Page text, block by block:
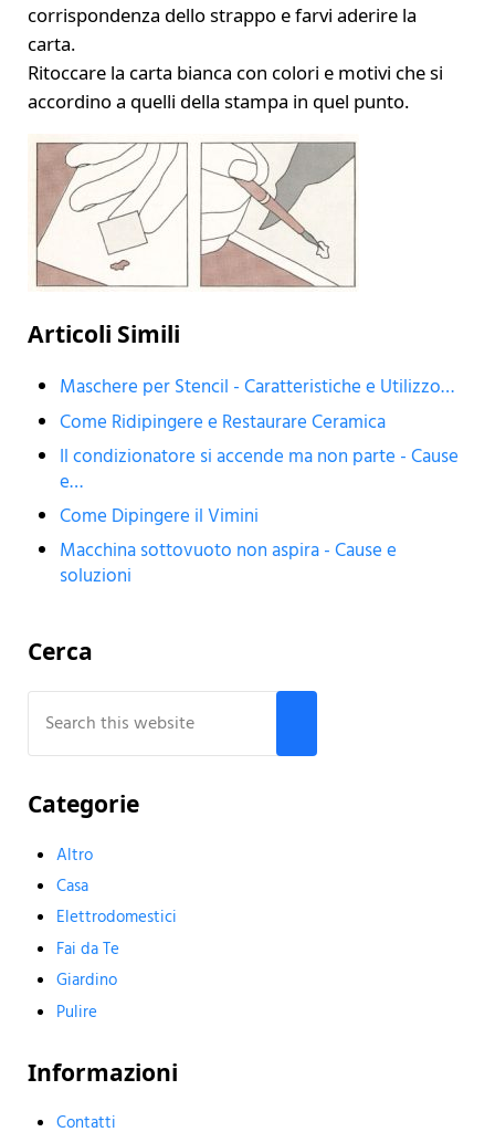
corrispondenza dello strappo e farvi aderire la
carta.
Ritoccare la carta bianca con colori e motivi che si
accordino a quelli della stampa in quel punto.
Articoli Simili
Maschere per Stencil - Caratteristiche e Utilizzo…
Come Ridipingere e Restaurare Ceramica
Il condizionatore si accende ma non parte - Cause
e…
Come Dipingere il Vimini
Macchina sottovuoto non aspira - Cause e
soluzioni
Sidebar
Cerca
Search this website
Categorie
Altro
Casa
Elettrodomestici
Fai da Te
Giardino
Pulire
Informazioni
Contatti